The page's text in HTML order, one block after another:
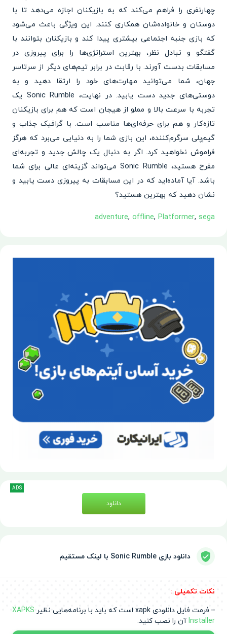
چهارنفری را فراهم می‌کند که به بازیکنان اجازه می‌دهد تا با
دوستان و خانواده‌شان همکاری کنند. این ویژگی باعث می‌شود
که بازی جنبه اجتماعی بیشتری پیدا کند و بازیکنان بتوانند با
گفتگو و تبادل نظر، بهترین استراتژی‌ها را برای پیروزی در
مسابقات بدست آورند. با رقابت در برابر تیم‌های دیگر از سرتاسر
جهان، شما می‌توانید مهارت‌های خود را ارتقا دهید و به
دوستی‌های جدید دست یابید. در نهایت، Sonic Rumble یک
تجربه با سرعت بالا و مملو از هیجان است که هم برای بازیکنان
تازه‌کار و هم برای حرفه‌ای‌ها مناسب است. با گرافیک جذاب و
گیم‌پلی سرگرم‌کننده، این بازی شما را به دنیایی می‌برد که هرگز
فراموش نخواهید کرد. اگر به دنبال یک چالش جدید و تجربه‌ای
مفرح هستید، Sonic Rumble می‌تواند گزینه‌ای عالی برای شما
باشد. آیا آماده‌اید که در این مسابقات به پیروزی دست یابید و
نشان دهید که بهترین هستید؟
adventure, offline, Platformer, sega
دانلود
ADS
دانلود بازی Sonic Rumble با لینک مستقیم
نکات تکمیلی :
– فرمت فایل دانلودی xapk است که باید با برنامه‌هایی نظیر
XAPKS
Installerآن را نصب کنید.